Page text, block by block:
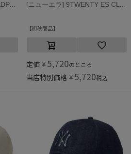
[ニューエラ] 9TWENTY SADPAD OVER DYE DENIM CAP ブラウン
初秋商品
定価 ¥ 5,720のところ
当店特別価格 ¥ 5,720税込